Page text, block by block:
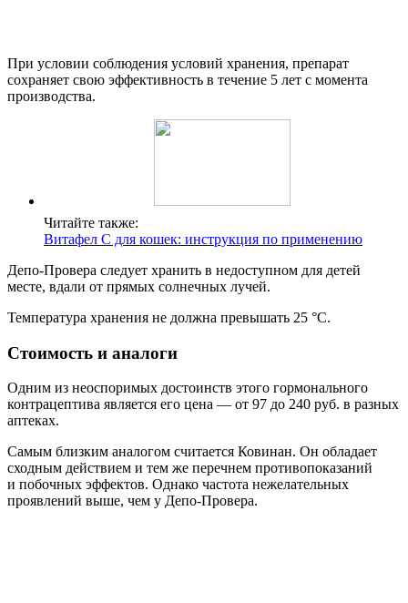
При условии соблюдения условий хранения, препарат
сохраняет свою эффективность в течение 5 лет с момента
производства.
Читайте также:
Витафел С для кошек: инструкция по применению
Депо-Провера следует хранить в недоступном для детей
месте, вдали от прямых солнечных лучей.
Температура хранения не должна превышать 25 °C.
Стоимость и аналоги
Одним из неоспоримых достоинств этого гормонального
контрацептива является его цена — от 97 до 240 руб. в разных
аптеках.
Самым близким аналогом считается Ковинан. Он обладает
сходным действием и тем же перечнем противопоказаний
и побочных эффектов. Однако частота нежелательных
проявлений выше, чем у Депо-Провера.